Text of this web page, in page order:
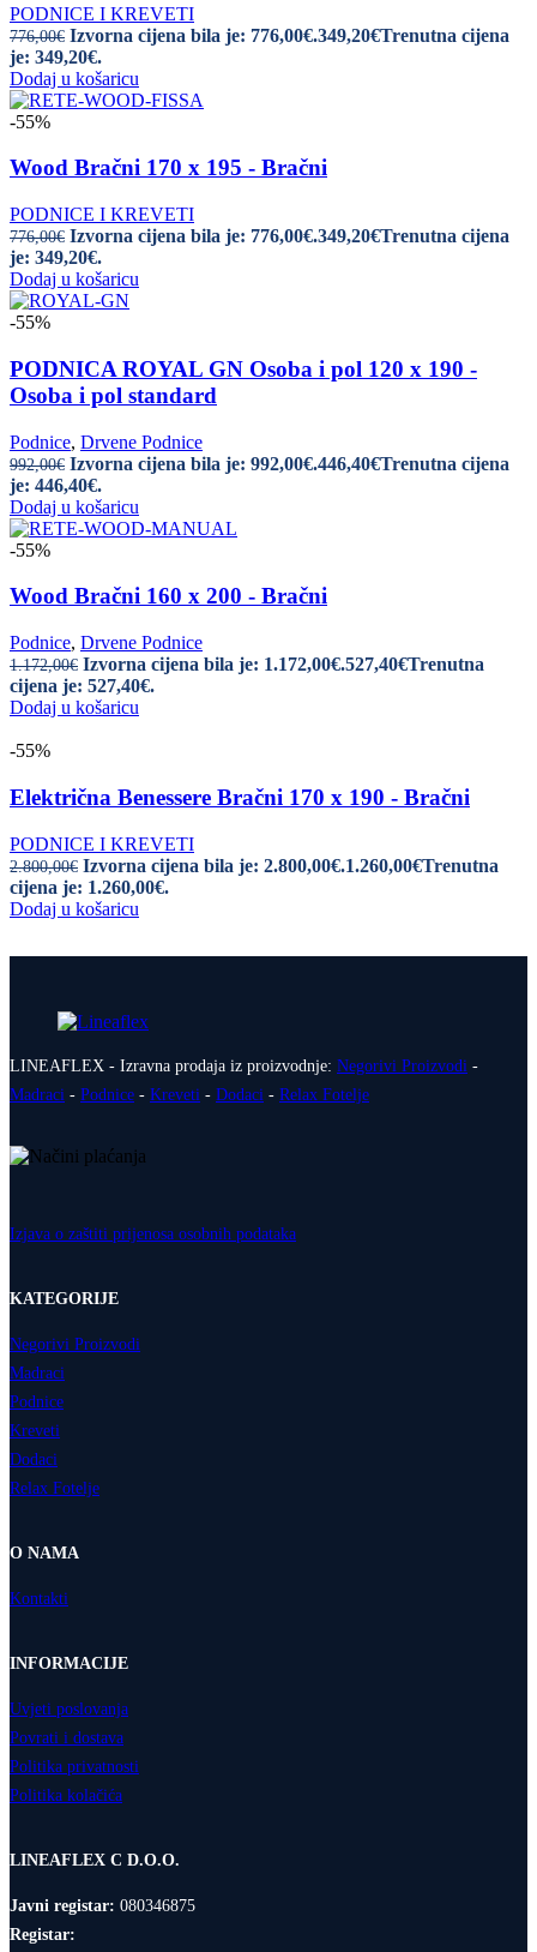
PODNICE I KREVETI
776,00€ Izvorna cijena bila je: 776,00€.349,20€Trenutna cijena
je: 349,20€.
Dodaj u košaricu
-55%
Wood Bračni 170 x 195 - Bračni
PODNICE I KREVETI
776,00€ Izvorna cijena bila je: 776,00€.349,20€Trenutna cijena
je: 349,20€.
Dodaj u košaricu
-55%
PODNICA ROYAL GN Osoba i pol 120 x 190 -
Osoba i pol standard
Podnice, Drvene Podnice
992,00€ Izvorna cijena bila je: 992,00€.446,40€Trenutna cijena
je: 446,40€.
Dodaj u košaricu
-55%
Wood Bračni 160 x 200 - Bračni
Podnice, Drvene Podnice
1.172,00€ Izvorna cijena bila je: 1.172,00€.527,40€Trenutna
cijena je: 527,40€.
Dodaj u košaricu
-55%
Električna Benessere Bračni 170 x 190 - Bračni
PODNICE I KREVETI
2.800,00€ Izvorna cijena bila je: 2.800,00€.1.260,00€Trenutna
cijena je: 1.260,00€.
Dodaj u košaricu
LINEAFLEX - Izravna prodaja iz proizvodnje: Negorivi Proizvodi -
Madraci - Podnice - Kreveti - Dodaci - Relax Fotelje
Izjava o zaštiti prijenosa osobnih podataka
KATEGORIJE
Negorivi Proizvodi
Madraci
Podnice
Kreveti
Dodaci
Relax Fotelje
O NAMA
Kontakti
INFORMACIJE
Uvjeti poslovanja
Povrati i dostava
Politika privatnosti
Politika kolačića
LINEAFLEX C D.O.O.
Javni registar: 080346875
Registar: